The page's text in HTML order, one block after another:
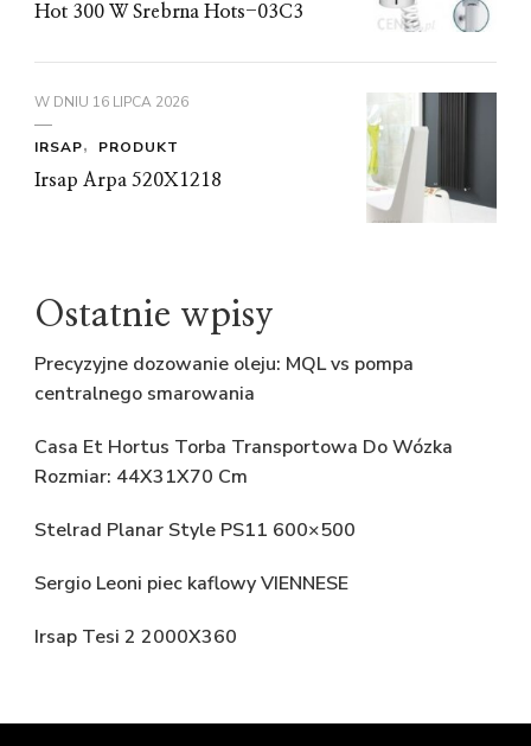
Hot 300 W Srebrna Hots-03C3
W DNIU 16 LIPCA 2026
IRSAP
PRODUKT
Irsap Arpa 520X1218
Ostatnie wpisy
Precyzyjne dozowanie oleju: MQL vs pompa
centralnego smarowania
Casa Et Hortus Torba Transportowa Do Wózka
Rozmiar: 44X31X70 Cm
Stelrad Planar Style PS11 600×500
Sergio Leoni piec kaflowy VIENNESE
Irsap Tesi 2 2000X360